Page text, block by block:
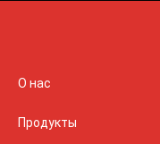
О нас
Продукты